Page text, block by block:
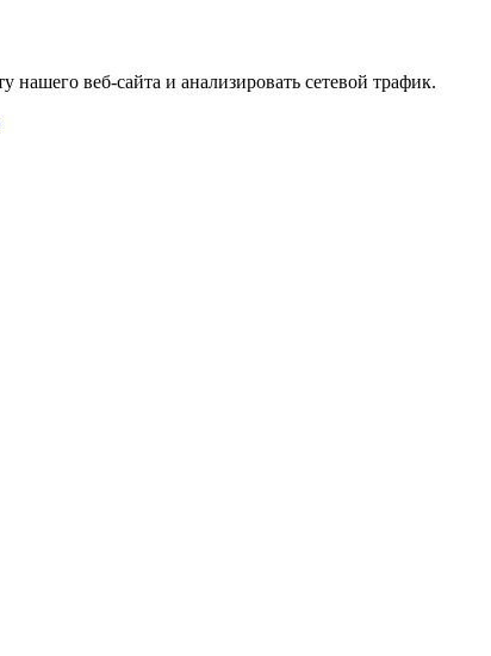
веб-сайта и анализировать сетевой трафик.